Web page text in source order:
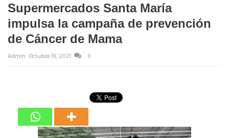
Supermercados Santa María
impulsa la campaña de prevención
de Cáncer de Mama
Admin Octubre 19, 2021 0